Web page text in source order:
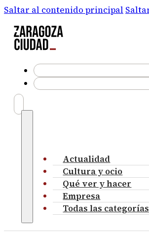
Saltar al contenido principal
Actualidad
Cultura y ocio
Qué ver y hacer
Empresa
Todas las categorías